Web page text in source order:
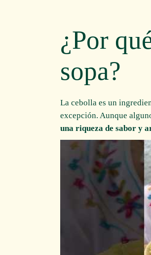
¿Por
sopa?
La cebolla es un
excepción. Aunque
una riqueza de sabor y